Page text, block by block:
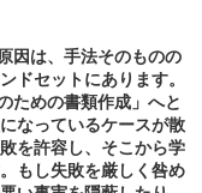
因は、手法そのものの
ドセットにあります。
ための書類作成」へと
なっているケースが散
を許容し、そこから学
もし失敗を厳しく咎め